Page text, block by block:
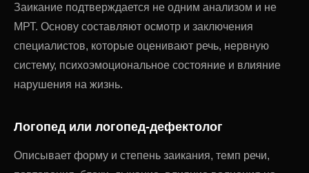
Заикание подтверждается не одним анализом и не
МРТ. Основу составляют осмотр и заключения
специалистов, которые оценивают речь, нервную
систему, психоэмоциональное состояние и влияние
нарушения на жизнь.
Логопед или логопед-дефектолог
Описывает форму и степень заикания, темп речи,